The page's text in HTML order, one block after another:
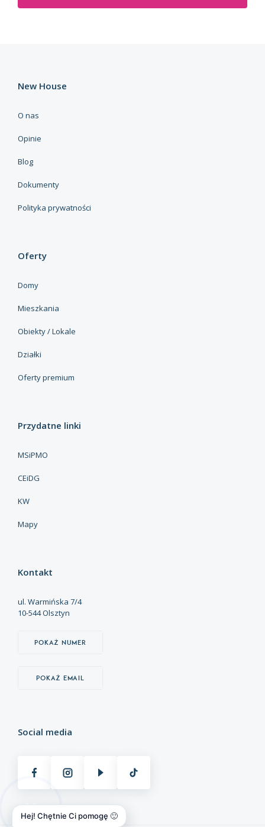
New House
O nas
Opinie
Blog
Dokumenty
Polityka prywatności
Oferty
Domy
Mieszkania
Obiekty / Lokale
Działki
Oferty premium
Przydatne linki
MSiPMO
CEiDG
KW
Mapy
Kontakt
ul. Warmińska 7/4
10-544 Olsztyn
Pokaż numer
Pokaż email
Social media
Hej! Chętnie Ci pomogę 🙂